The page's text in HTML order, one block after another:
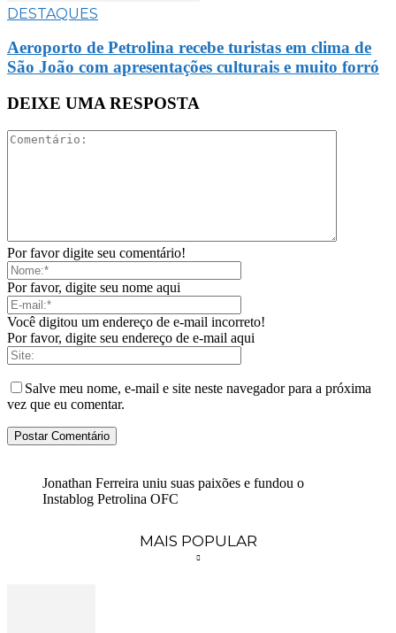
DESTAQUES
Aeroporto de Petrolina recebe turistas em clima de
São João com apresentações culturais e muito forró
DEIXE UMA RESPOSTA
Por favor digite seu comentário!
Por favor, digite seu nome aqui
Você digitou um endereço de e-mail incorreto!
Por favor, digite seu endereço de e-mail aqui
Salve meu nome, e-mail e site neste navegador para a próxima
vez que eu comentar.
Jonathan Ferreira uniu suas paixões e fundou o
Instablog Petrolina OFC
MAIS POPULAR